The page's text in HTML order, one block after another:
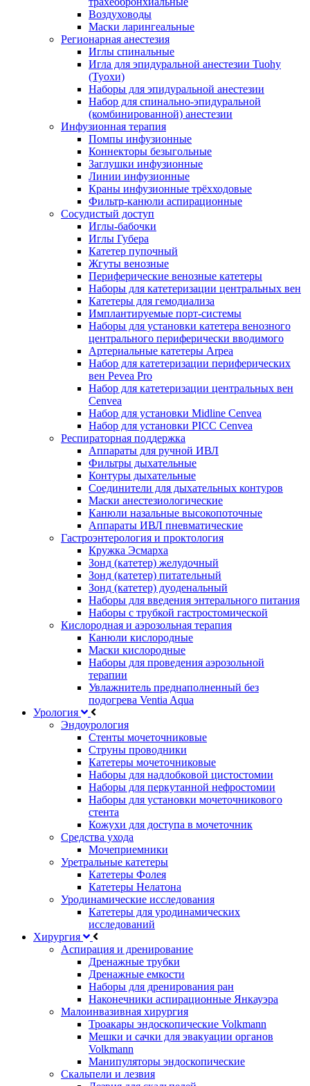
Воздуховоды
Маски ларингеальные
Регионарная анестезия
Иглы спинальные
Игла для эпидуральной анестезии Tuohy
(Туохи)
Наборы для эпидуральной анестезии
Набор для спинально-эпидуральной
(комбинированной) анестезии
Инфузионная терапия
Помпы инфузионные
Коннекторы безыгольные
Заглушки инфузионные
Линии инфузионные
Краны инфузионные трёхходовые
Фильтр-канюли аспирационные
Сосудистый доступ
Иглы-бабочки
Иглы Губера
Катетер пупочный
Жгуты венозные
Периферические венозные катетеры
Наборы для катетеризации центральных вен
Катетеры для гемодиализа
Имплантируемые порт‑системы
Наборы для установки катетера венозного
центрального периферически вводимого
Артериальные катетеры Arpea
Набор для катетеризации периферических
вен Pevea Pro
Набор для катетеризации центральных вен
Cenvea
Набор для установки Midline Cenvea
Набор для установки PICC Cenvea
Респираторная поддержка
Аппараты для ручной ИВЛ
Фильтры дыхательные
Контуры дыхательные
Соединители для дыхательных контуров
Маски анестезиологические
Канюли назальные высокопоточные
Аппараты ИВЛ пневматические
Гастроэнтерология и проктология
Кружка Эсмарха
Зонд (катетер) желудочный
Зонд (катетер) питательный
Зонд (катетер) дуоденальный
Наборы для введения энтерального питания
Наборы с трубкой гастростомической
Кислородная и аэрозольная терапия
Канюли кислородные
Маски кислородные
Наборы для проведения аэрозольной
терапии
Увлажнитель преднаполненный без
подогрева Ventia Aqua
Урология
Эндоурология
Стенты мочеточниковые
Струны проводники
Катетеры мочеточниковые
Наборы для надлобковой цистостомии
Наборы для перкутанной нефростомии
Наборы для установки мочеточникового
стента
Кожухи для доступа в мочеточник
Средства ухода
Мочеприемники
Уретральные катетеры
Катетеры Фолея
Катетеры Нелатона
Уродинамические исследования
Катетеры для уродинамических
исследований
Хирургия
Аспирация и дренирование
Дренажные трубки
Дренажные емкости
Наборы для дренирования ран
Наконечники аспирационные Янкауэра
Малоинвазивная хирургия
Троакары эндоскопические Volkmann
Мешки и сачки для эвакуации органов
Volkmann
Манипуляторы эндоскопические
Скальпели и лезвия